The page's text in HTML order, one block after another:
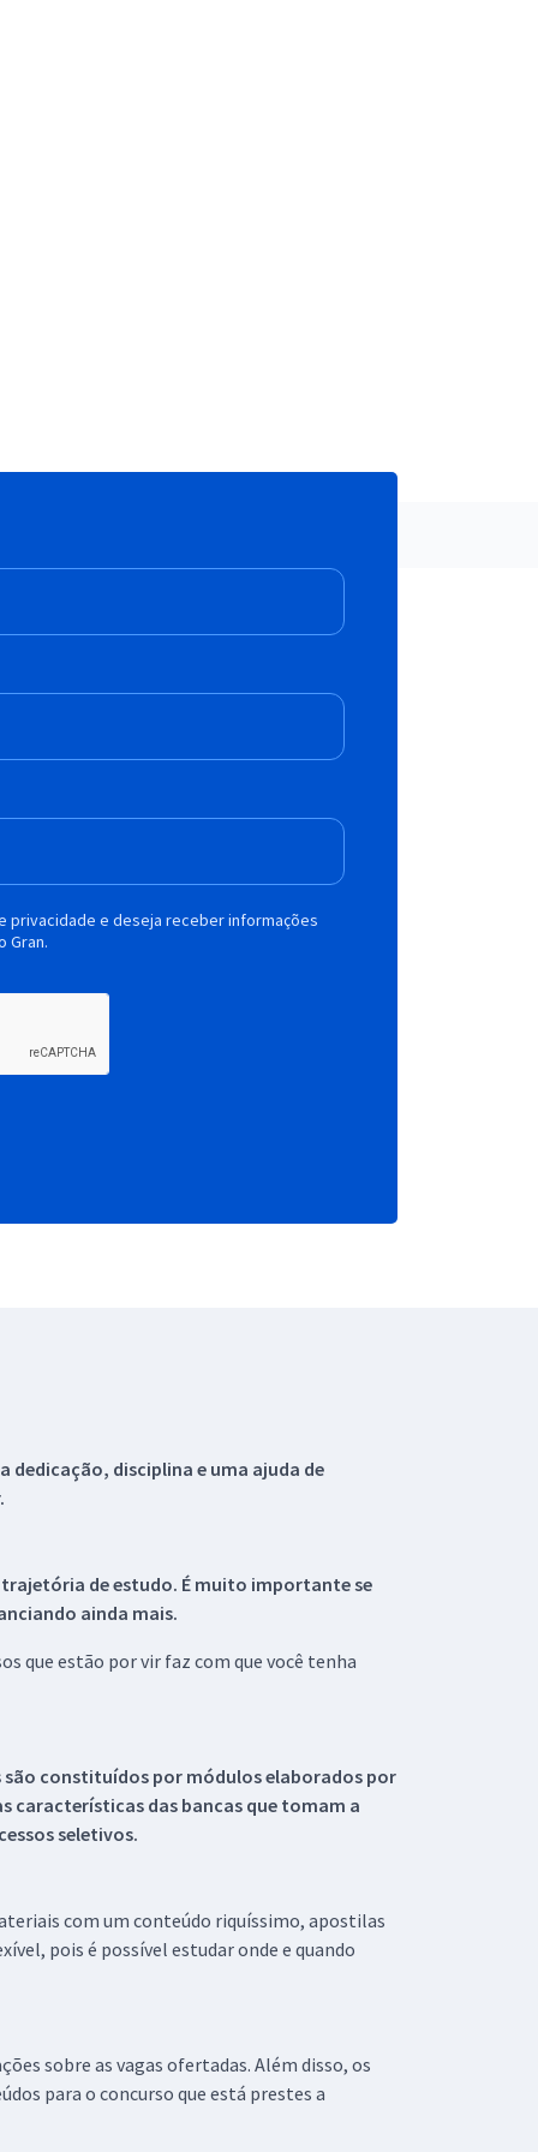
privacidade e deseja receber informações
Gran.
dedicação, disciplina e uma ajuda de
de estudo. É muito importante se
ainda mais.
que estão por vir faz com que você tenha
são constituídos por módulos elaborados por
características das bancas que tomam a
seletivos.
com um conteúdo riquíssimo, apostilas
pois é possível estudar onde e quando
sobre as vagas ofertadas. Além disso, os
para o concurso que está prestes a